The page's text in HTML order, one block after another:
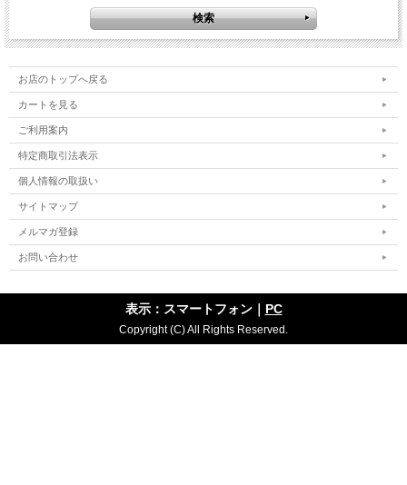
お店のトップへ戻る
カートを見る
ご利用案内
特定商取引法表示
個人情報の取扱い
サイトマップ
メルマガ登録
お問い合わせ
表示：スマートフォン｜ PC
Copyright (C) All Rights Reserved.